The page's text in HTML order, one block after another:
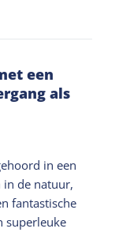
een
als
in een
in de natuur,
fantastische
superleuke